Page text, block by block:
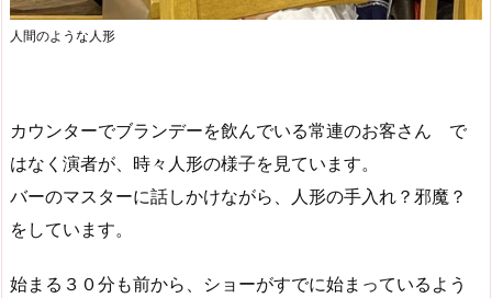
人間のような人形
カウンターでブランデーを飲んでいる常連のお客さん で
はなく演者が、時々人形の様子を見ています。
バーのマスターに話しかけながら、人形の手入れ？邪魔？
をしています。
始まる３０分も前から、ショーがすでに始まっているよう